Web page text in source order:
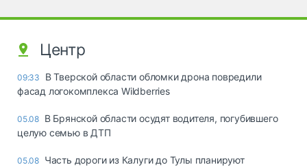
Центр
09:33
В Тверской области обломки дрона повредили
фасад логокомплекса Wildberries
05.08 В Брянской области осудят водителя, погубившего
целую семью в ДТП
05.08 Часть дороги из Калуги до Тулы планируют